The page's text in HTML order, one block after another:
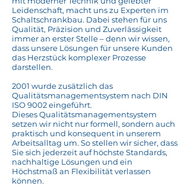
Leidenschaft, macht uns zu Experten im
Schaltschrankbau. Dabei stehen für uns
Qualität, Präzision und Zuverlässigkeit
immer an erster Stelle – denn wir wissen,
dass unsere Lösungen für unsere Kunden
das Herzstück komplexer Prozesse
darstellen.
2001 wurde zusätzlich das
Qualitätsmanagementsystem nach DIN
ISO 9002 eingeführt.
Dieses Qualitätsmanagementsystem
setzen wir nicht nur formell, sondern auch
praktisch und konsequent in unserem
Arbeitsalltag um. So stellen wir sicher, dass
Sie sich jederzeit auf höchste Standards,
nachhaltige Lösungen und ein
Höchstmaß an Flexibilität verlassen
können.